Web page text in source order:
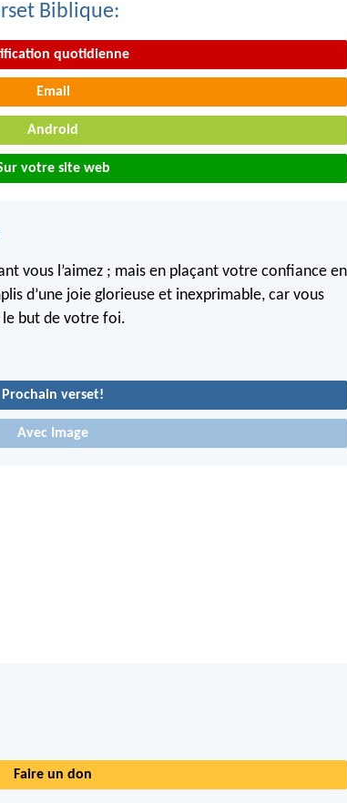
Biblique:
quotidienne
Email
Android
votre site web
vous l’aimez ; mais en plaçant votre confiance en
d’une joie glorieuse et inexprimable, car vous
but de votre foi.
Prochain verset!
Avec Image
Faire un don